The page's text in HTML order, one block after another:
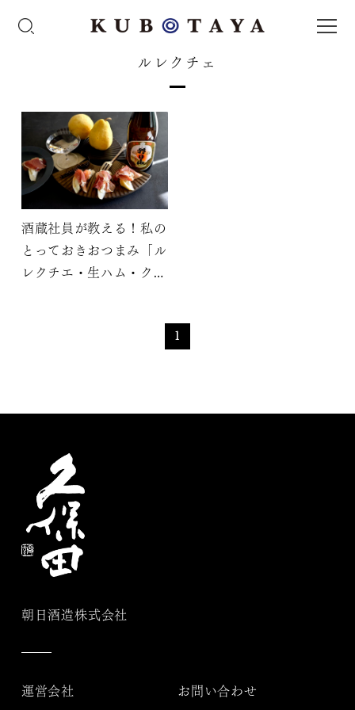
ルレクチェ
酒蔵社員が教える！私の
とっておきおつまみ「ル
レクチエ・生ハム・クリ
1
朝日酒造株式会社
運営会社 お問い合わせ